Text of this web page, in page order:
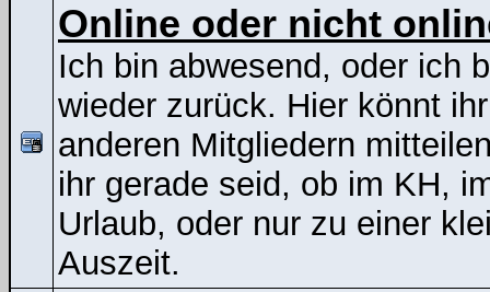
Online oder nicht
Ich bin abwesend, oder ich
wieder zurück. Hier könnt
anderen Mitgliedern
ihr gerade seid, ob im KH,
Urlaub, oder nur zu einer
Auszeit.